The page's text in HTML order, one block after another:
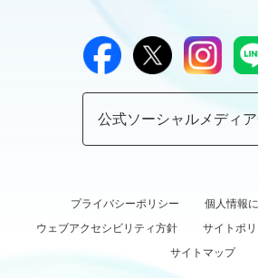
公式ソーシャルメディ
プライバシーポリシー
個人情報
ウェブアクセシビリティ方針
サイトポ
サイトマップ